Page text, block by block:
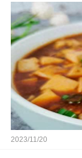
2023/11/20